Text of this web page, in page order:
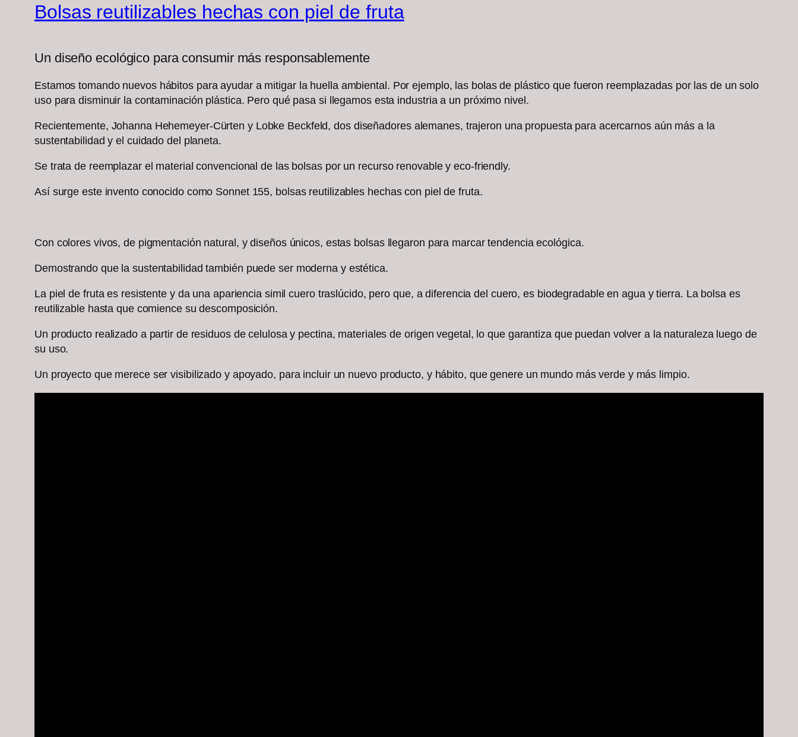
Bolsas reutilizables hechas con piel de fruta
Un diseño ecológico para consumir más responsablemente
Estamos tomando nuevos hábitos para ayudar a mitigar la huella ambiental. Por ejemplo, las bolas de plástico que fueron reemplazadas por las de un solo
uso para disminuir la contaminación plástica. Pero qué pasa si llegamos esta industria a un próximo nivel.
Recientemente, Johanna Hehemeyer-Cürten y Lobke Beckfeld, dos diseñadores alemanes, trajeron una propuesta para acercarnos aún más a la
sustentabilidad y el cuidado del planeta.
Se trata de reemplazar el material convencional de las bolsas por un recurso renovable y eco-friendly.
Así surge este invento conocido como Sonnet 155, bolsas reutilizables hechas con piel de fruta.
Con colores vivos, de pigmentación natural, y diseños únicos, estas bolsas llegaron para marcar tendencia ecológica.
Demostrando que la sustentabilidad también puede ser moderna y estética.
La piel de fruta es resistente y da una apariencia simil cuero traslúcido, pero que, a diferencia del cuero, es biodegradable en agua y tierra. La bolsa es
reutilizable hasta que comience su descomposición.
Un producto realizado a partir de residuos de celulosa y pectina, materiales de origen vegetal, lo que garantiza que puedan volver a la naturaleza luego de
su uso.
Un proyecto que merece ser visibilizado y apoyado, para incluir un nuevo producto, y hábito, que genere un mundo más verde y más limpio.